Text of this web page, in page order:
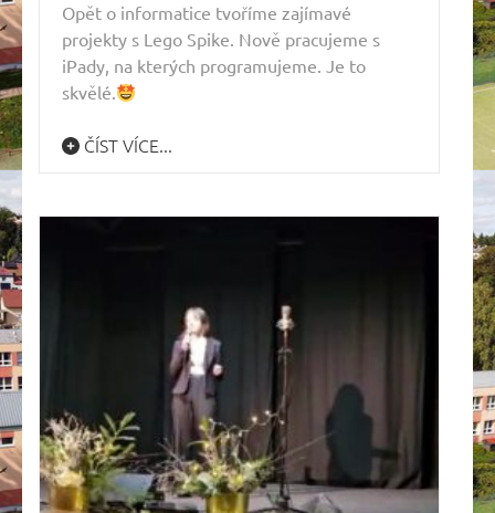
Opět o informatice tvoříme zajímavé
projekty s Lego Spike. Nově pracujeme s
iPady, na kterých programujeme. Je to
skvělé.
ČÍST VÍCE...